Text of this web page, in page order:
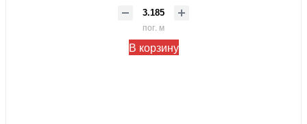
пог. м
В корзину